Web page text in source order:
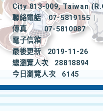
City 813-009, Taiwan
聯絡電話
07-5819155
|
傳真
07-5810087
電子信箱
最後更新
2019-11-26
總瀏覽人次
28818894
今日瀏覽人次
6145